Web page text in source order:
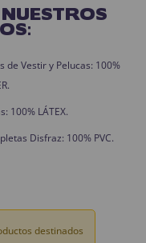
de Vestir y Pelucas: 100%
100% LÁTEX.
Disfraz: 100% PVC.
destinados